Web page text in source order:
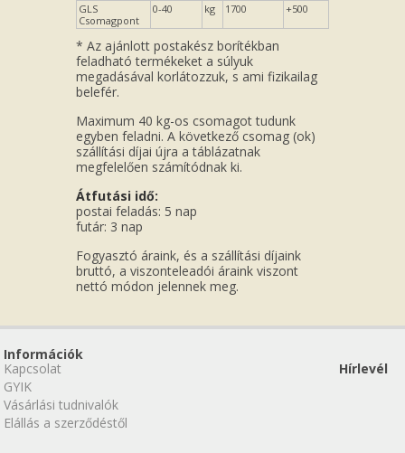
GLS
Csomagpont
0-40 kg 1700 +500
* Az ajánlott postakész borítékban
feladható termékeket a súlyuk
megadásával korlátozzuk, s ami fizikailag
belefér.
Maximum 40 kg-os csomagot tudunk
egyben feladni. A következő csomag (ok)
szállítási díjai újra a táblázatnak
megfelelően számítódnak ki.
Átfutási idő:
postai feladás: 5 nap
futár: 3 nap
Fogyasztó áraink, és a szállítási díjaink
bruttó, a viszonteleadói áraink viszont
nettó módon jelennek meg.
Információk
Kapcsolat
GYIK
Vásárlási tudnivalók
Elállás a szerződéstől
Hírlevél